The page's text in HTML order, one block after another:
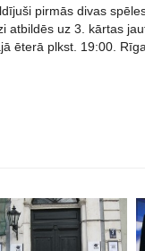
pirmās divas
atbildēs uz 3. kārtas
ēterā plkst. 19:00.